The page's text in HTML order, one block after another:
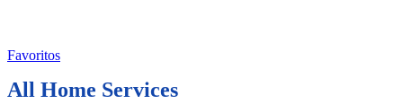
Favoritos
All Home Services